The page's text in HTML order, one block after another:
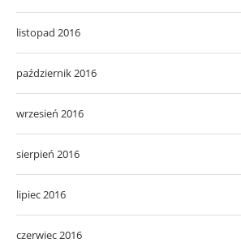
listopad 2016
październik 2016
wrzesień 2016
sierpień 2016
lipiec 2016
czerwiec 2016